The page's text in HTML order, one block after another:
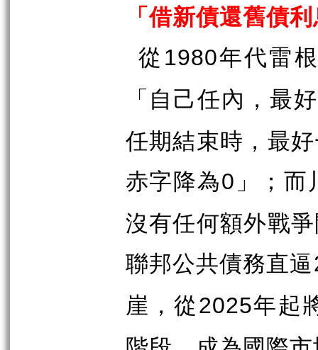
「借新債還舊債
從 1980年代雷
「自己任內，最
任期結束時，最
赤字降為0 」；
沒有任何額外戰
聯邦公共債務直逼
崖，從2025年起